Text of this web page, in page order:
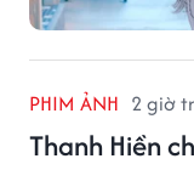
PHIM ẢNH 2 giờ
Thanh Hiền